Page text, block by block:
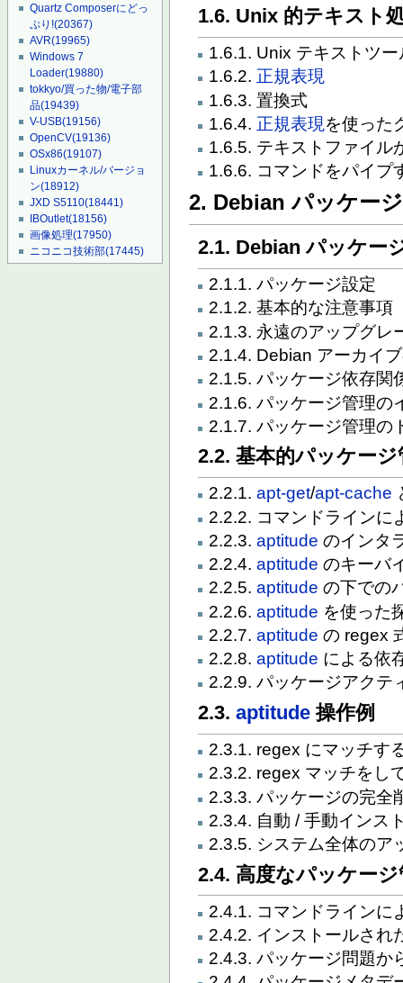
Quartz Composerにどっ
ぷり!(20367)
AVR(19965)
Windows 7
Loader(19880)
tokkyo/買った物/電子部
品(19439)
V-USB(19156)
OpenCV(19136)
OSx86(19107)
Linuxカーネル/バージョ
ン(18912)
JXD S5110(18441)
IBOutlet(18156)
画像処理(17950)
ニコニコ技術部(17445)
1.6. Unix 的テキスト
1.6.1. Unix テキストツー
1.6.2. 正規表現
1.6.3. 置換式
1.6.4. 正規表現を使った
1.6.5. テキストファイル
1.6.6. コマンドをパイプ
2. Debian パッケー
2.1. Debian パッケー
2.1.1. パッケージ設定
2.1.2. 基本的な注意事項
2.1.3. 永遠のアップグレ
2.1.4. Debian アーカイ
2.1.5. パッケージ依存関
2.1.6. パッケージ管理の
2.1.7. パッケージ管理の
2.2. 基本的パッケージ
2.2.1.apt-get/apt-cache
2.2.2. コマンドラインに
2.2.3.aptitude のインタ
2.2.4.aptitude のキーバ
2.2.5.aptitude の下での
2.2.6.aptitude を使った
2.2.7.aptitude の regex
2.2.8.aptitude による依
2.2.9. パッケージアクテ
2.3.aptitude 操作例
2.3.1. regex にマッチす
2.3.2. regex マッチをし
2.3.3. パッケージの完全
2.3.4. 自動 / 手動インス
2.3.5. システム全体のア
2.4. 高度なパッケー
2.4.1. コマンドラインに
2.4.2. インストールされ
2.4.3. パッケージ問題か